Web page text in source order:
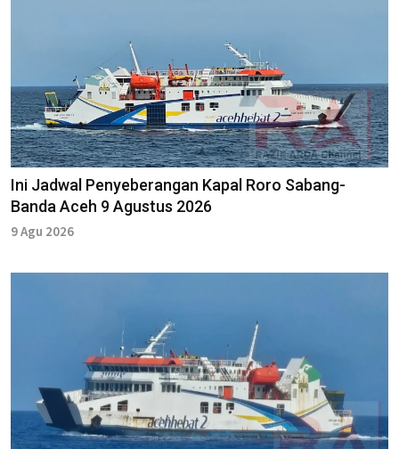
Ini Jadwal Penyeberangan Kapal Roro Sabang-
Banda Aceh 9 Agustus 2026
9 Agu 2026